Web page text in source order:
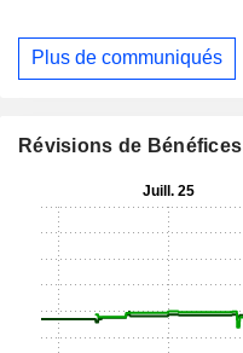
Plus de communiqués
Révisions de Bénéfices